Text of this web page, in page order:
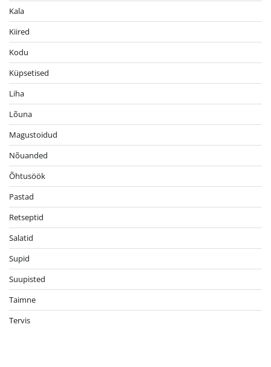
Kala
Kiired
Kodu
Küpsetised
Liha
Lõuna
Magustoidud
Nõuanded
Õhtusöök
Pastad
Retseptid
Salatid
Supid
Suupisted
Taimne
Tervis